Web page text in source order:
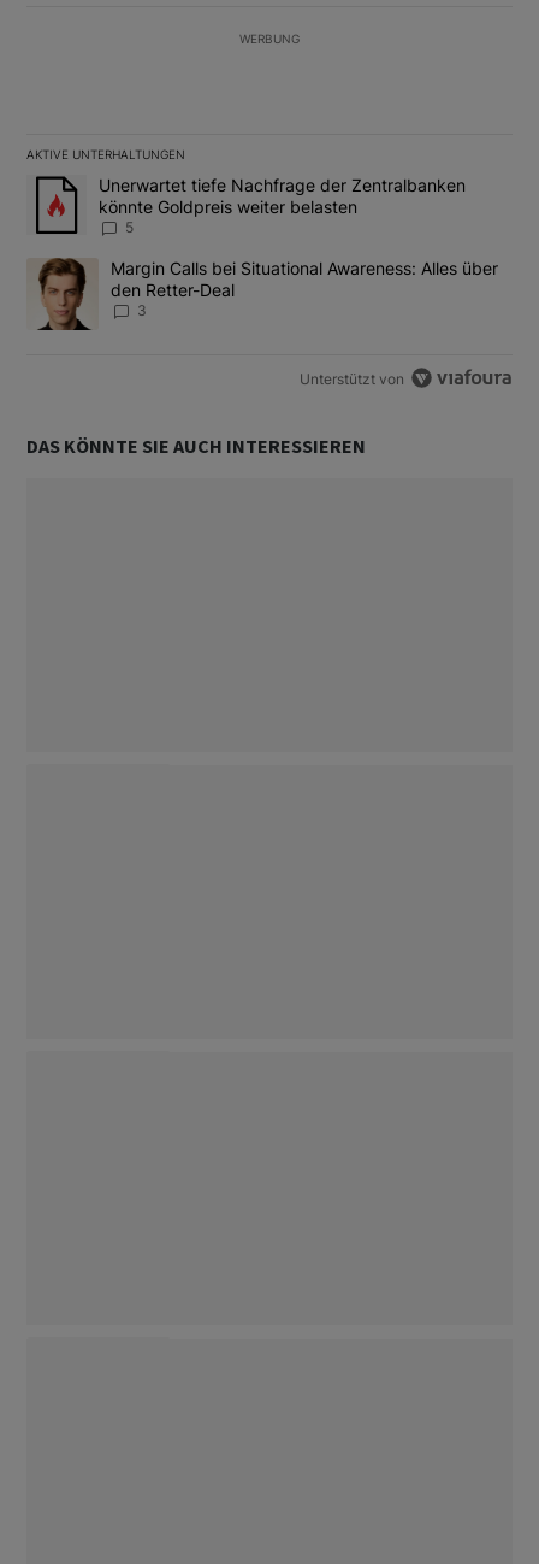
WERBUNG
AKTIVE UNTERHALTUNGEN
Das Folgende ist eine Liste der am meisten kommentierten
Ein Trendartikel mit dem Titel "Unerwartet tiefe Nachfrage der
Unerwartet tiefe Nachfrage der Zentralbanken
könnte Goldpreis weiter belasten
5
Ein Trendartikel mit dem Titel "Margin Calls bei Situational
Margin Calls bei Situational Awareness: Alles über
den Retter-Deal
3
Unterstützt von
DAS KÖNNTE SIE AUCH INTERESSIEREN